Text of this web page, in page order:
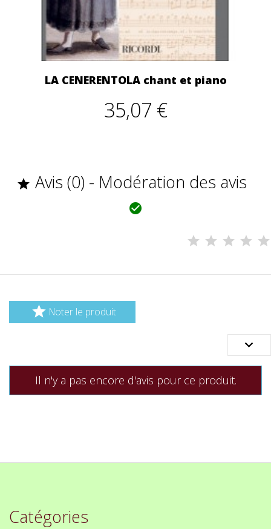
LA CENERENTOLA chant et piano
35,07 €
 Avis (0) - Modération des avis

 Noter le produit

Il n'y a pas encore d'avis pour ce produit.
Catégories